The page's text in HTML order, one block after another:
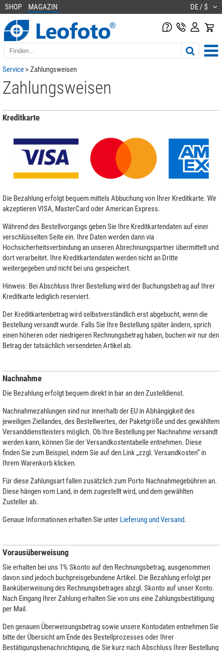
SHOP MAGAZIN DE / $
Service > Zahlungsweisen
Zahlungsweisen
Kreditkarte
Die Bezahlung erfolgt bequem mittels Abbuchung von Ihrer Kreditkarte. Wir
akzeptieren VISA, MasterCard oder American Express.
Während des Bestellvorgangs geben Sie Ihre Kreditkartendaten auf einer
verschlüsselten Seite ein. Ihre Daten werden dann via
Hochsicherheitsverbindung an unseren Abrechnungspartner übermittelt und
dort verarbeitet. Ihre Kreditkartendaten werden nicht an Dritte
weitergegeben und nicht bei uns gespeichert.
Hinweis: Bei Abschluss Ihrer Bestellung wird der Buchungsbetrag auf Ihrer
Kreditkarte lediglich reserviert.
Der Kreditkartenbetrag wird selbstverständlich erst abgebucht, wenn die
Bestellung versandt wurde. Falls Sie Ihre Bestellung später ändern, sprich
einen höheren oder niedrigeren Rechnungsbetrag haben, buchen wir nur den
Betrag der tatsächlich versendeten Artikel ab.
Nachnahme
Die Bezahlung erfolgt bequem direkt in bar an den Zustelldienst.
Nachnahmezahlungen sind nur innerhalb der EU in Abhängigkeit des
jeweiligen Ziellandes, des Bestellwertes, der Paketgröße und des gewähltem
Versanddienstleisters möglich. Ob Ihre Bestellung per Nachnahme versandt
werden kann, können Sie der Versandkostentabelle entnehmen. Diese
finden Sie zum Beispiel, indem Sie auf den Link „zzgl. Versandkosten“ in
Ihrem Warenkorb klicken.
Für diese Zahlungsart fallen zusätzlich zum Porto Nachnahmegebühren an.
Diese hängen vom Land, in dem zugestellt wird, und dem gewählten
Zusteller ab.
Genaue Informationen erhalten Sie unter Lieferung und Versand.
Vorausüberweisung
Sie erhalten bei uns 1% Skonto auf den Rechnungsbetrag, ausgenommen
davon sind jedoch buchpreisgebundene Artikel. Die Bezahlung erfolgt per
Banküberweisung des Rechnungsbetrages abzgl. Skonto auf unser Konto.
Nach Eingang Ihrer Zahlung erhalten Sie von uns eine Zahlungsbestätigung
per Mail.
Den genauen Überweisungsbetrag sowie unsere Kontodaten entnehmen Sie
bitte der Übersicht am Ende des Bestellprozesses oder Ihrer
Bestätigungsbenachrichtigung, die Sie kurz nach Abschluss Ihrer Bestellung